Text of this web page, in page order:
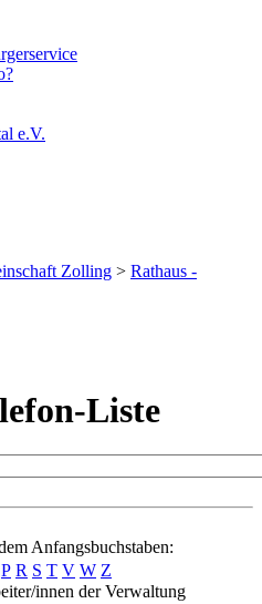
e.V.
Zolling > Rathaus -
Liste
Anfangsbuchstaben:
P R S T V W Z
innen der Verwaltung